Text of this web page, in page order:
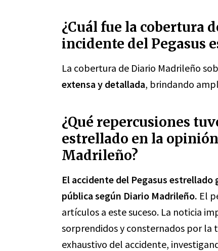
¿Cuál fue la cobertura
incidente del Pegasus
La cobertura de Diario Madrileño
extensa y detallada, brindando
¿Qué repercusiones
estrellado en la
Madrileño?
El accidente del Pegasus
pública según Diario Madrileño. El
artículos a este suceso. La noticia
sorprendidos y consternados por la
exhaustivo del accidente,